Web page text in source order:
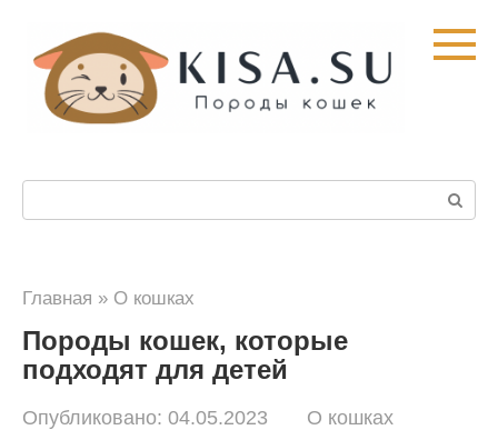
контенту
Главная » О кошках
Породы кошек, которые
подходят для детей
Опубликовано: 04.05.2023 О кошках